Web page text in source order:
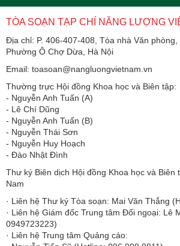
TÒA SOẠN TẠP CHÍ NĂNG LƯỢNG
Địa chỉ: P. 406-407-408, Tòa nhà Văn phòng,
Phường Ô Chợ Dừa, Hà Nội
Email: toasoan@nangluongvietnam.vn
Thường trực Hội đồng Khoa học và Biên tập:
​​​​​​- Nguyễn Anh Tuấn (A)
- Lê Chí Dũng
- Nguyễn Anh Tuấn (B)
- Nguyễn Thái Sơn
- Nguyễn Huy Hoạch
- Đào Nhật Đình
Thư ký Biên dịch Hội đồng Khoa học và Biên
Nam
· Liên hệ Thư ký Tòa soạn: Mai Văn Thắng
· Liên hệ Giám đốc Trung tâm Đối ngoại: Lê
0949723223)
· Liên hệ Trung tâm Quảng cáo: